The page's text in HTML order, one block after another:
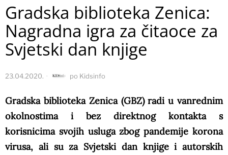
Gradska biblioteka Zenica:
Nagradna igra za čitaoce za
Svjetski dan knjige
23.04.2020. po Kidsinfo
Gradska biblioteka Zenica (GBZ) radi u vanrednim
okolnostima i bez direktnog kontakta s
korisnicima svojih usluga zbog pandemije korona
virusa, ali su za Svjetski dan knjige i autorskih